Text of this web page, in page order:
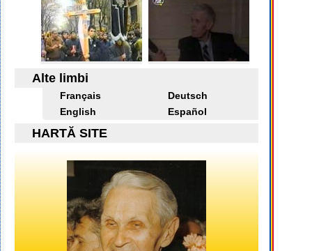
Alte limbi
Français
Deutsch
English
Español
HARTĂ SITE